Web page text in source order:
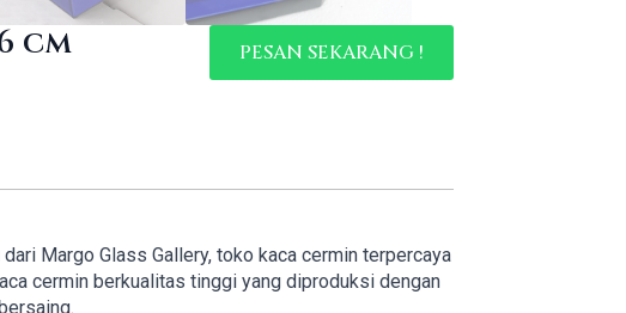
cm PESAN SEKARANG !
Margo Glass Gallery, toko kaca cermin terpercaya
cermin berkualitas tinggi yang diproduksi dengan